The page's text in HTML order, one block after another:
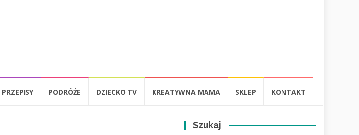
PRZEPISY PODRÓŻE DZIECKO TV KREATYWNA MAMA SKLEP KONTAKT
Szukaj